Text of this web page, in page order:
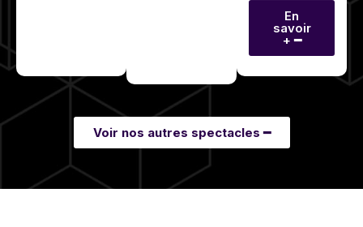
En
savoir
+ ━
Voir nos autres spectacles ━